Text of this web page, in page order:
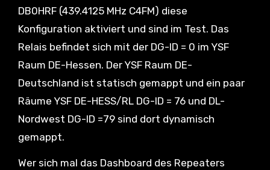
DB0HRF (439.4125 MHz C4FM) diese
Konfiguration aktiviert und sind im Test. Das
Relais befindet sich mit der DG-ID = 0 im YSF
Raum DE-Hessen. Der YSF Raum DE-
Deutschland ist statisch gemappt und ein paar
Räume YSF DE-HESS/RL DG-ID = 76 und DL-
Nordwest DG-ID =79 sind dort dynamisch
gemappt.
Wer sich mal das Dashboard des Repeaters